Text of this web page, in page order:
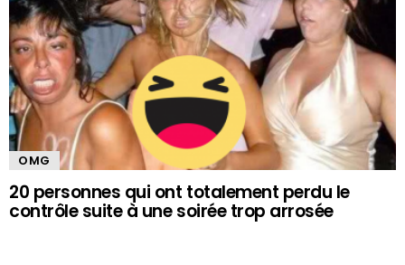
OMG
20 personnes qui ont totalement perdu le
contrôle suite à une soirée trop arrosée